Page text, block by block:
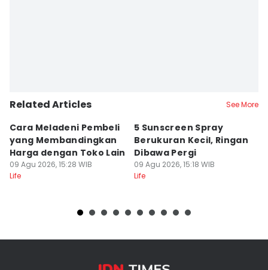
Related Articles See More
Cara Meladeni Pembeli
yang Membandingkan
Harga dengan Toko Lain
09 Agu 2026, 15:28 WIB
Life
5 Sunscreen Spray
Berukuran Kecil, Ringan
Dibawa Pergi
09 Agu 2026, 15:18 WIB
Life